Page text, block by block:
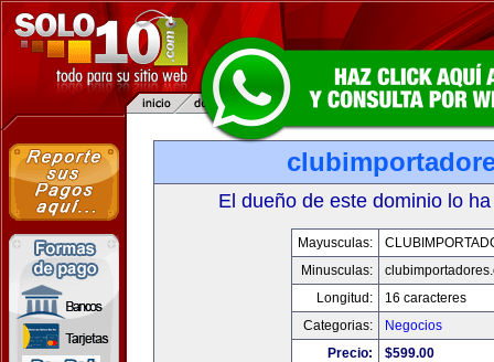
El dueño de este dominio lo
Mayusculas:
Minusculas:
Longitud:
16 caracteres
Categorias:
Negocios
Precio:
$599.00